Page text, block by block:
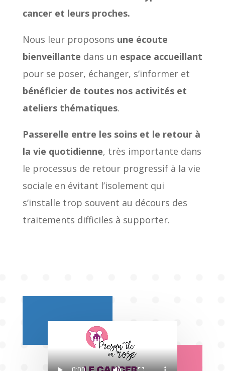
cancer et leurs proches.
Nous leur proposons une écoute
bienveillante dans un espace accueillant
pour se poser, échanger, s’informer et
bénéficier de toutes nos activités et
ateliers thématiques.
Passerelle entre les soins et le retour à
la vie quotidienne, très importante dans
le processus de retour progressif à la vie
sociale en évitant l’isolement qui
s’installe trop souvent au décours des
traitements difficiles à supporter.